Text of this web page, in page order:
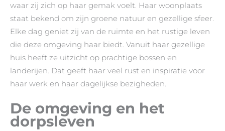
waar zij zich op haar gemak voelt. Haar woonplaats
staat bekend om zijn groene natuur en gezellige sfeer.
Elke dag geniet zij van de ruimte en het rustige leven
die deze omgeving haar biedt. Vanuit haar gezellige
huis heeft ze uitzicht op prachtige bossen en
landerijen. Dat geeft haar veel rust en inspiratie voor
haar werk en haar dagelijkse bezigheden.
De omgeving en het
dorpsleven